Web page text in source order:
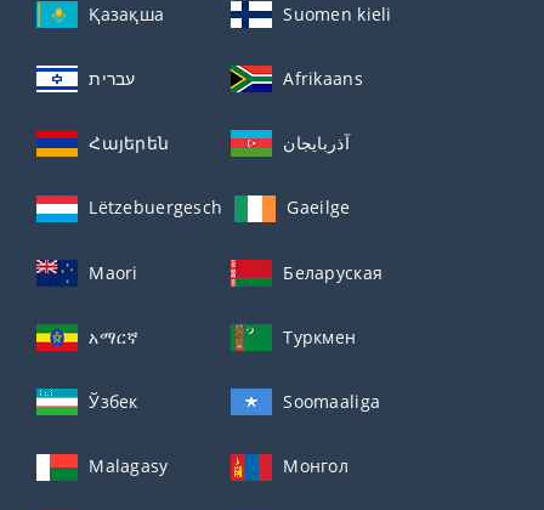
Қазақша Suomen kieli
עברית Afrikaans
Հայերեն آذربايجان
Lëtzebuergesch Gaeilge
Maori Беларуская
አማርኛ Туркмен
Ўзбек Soomaaliga
Malagasy Монгол